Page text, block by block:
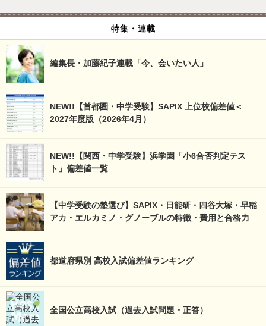
特集・連載
編集長・加藤紀子連載「今、会いたい人」
NEW!!【首都圏・中学受験】SAPIX 上位校偏差値＜
2027年度版（2026年4月）
NEW!!【関西・中学受験】浜学園「小6合否判定テス
ト」偏差値一覧
【中学受験の塾選び】SAPIX・日能研・四谷大塚・早稲
アカ・エルカミノ・グノーブルの特徴・費用と合格力
都道府県別 高校入試偏差値ランキング
全国公立高校入試（過去入試問題・正答）